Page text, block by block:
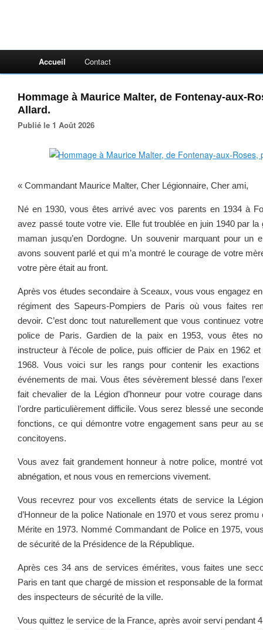
Accueil Contact
Hommage à Maurice Malter, de Fontenay-aux-
Allard.
Publié le 1 Août 2026
« Commandant Maurice Malter, Cher Légionnaire, Cher ami,
Né en 1930, vous êtes arrivé avec vos parents en 1934 à
avez passé toute votre vie. Elle fut troublée en juin 1940 par la
maman jusqu’en Dordogne. Un souvenir marquant pour un
avons souvent parlé et qui m’a montré le courage de votre
votre père était au front.
Après vos études secondaire à Sceaux, vous vous engagez
régiment des Sapeurs-Pompiers de Paris où vous faites
devoir. C’est donc tout naturellement que vous continuez
police de Paris. Gardien de la paix en 1953, vous êtes
instructeur à l’école de police, puis officier de Paix en 1962
1968. Vous voici sur les rangs pour contenir les
événements de mai. Vous êtes sévèrement blessé dans
fait chevalier de la Légion d’honneur pour votre courage
l’ordre particulièrement difficile. Vous serez blessé une
fonctions, ce qui démontre votre engagement sans peur au
concitoyens.
Vous avez fait grandement honneur à notre police, montré
abnégation, et nous vous en remercions vivement.
Vous recevrez pour vos excellents états de service la
d’Honneur de la police Nationale en 1970 et vous serez promu
Mérite en 1973. Nommé Commandant de Police en 1975,
de sécurité de la Présidence de la République.
Après ces 34 ans de services émérites, vous faites une
Paris en tant que chargé de mission et responsable de la
des inspecteurs de sécurité de la ville.
Vous quittez le service de la France, après avoir servi pendant